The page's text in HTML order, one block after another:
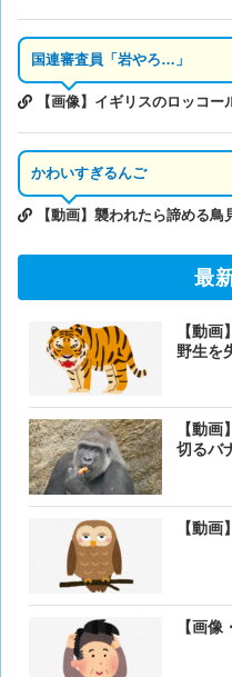
国連審査員「岩やろ…」
【画像】イギリスのロッコ
かわいすぎるんご
【動画】襲われたら諦める鳥
最
【動
野生を
【動
切るバ
【動
【画